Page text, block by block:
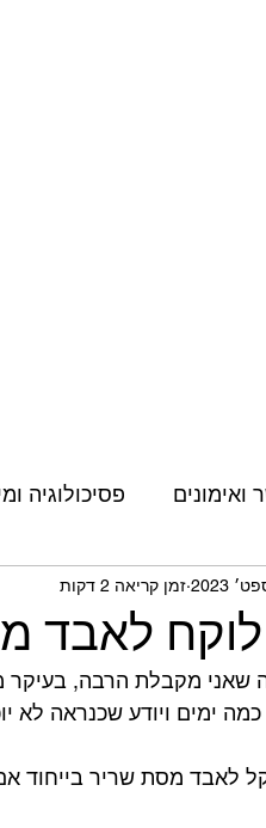
ואימונים פסיכולוגיה
ומחקרים
לוקח לאבד
זמן קריאה 2 דקות
שאני מקבלת הרבה,
ימים ויודע שכנראה לא
לאבד מסת שריר בייחוד אם